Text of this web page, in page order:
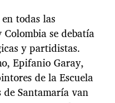
todas las
se debatía
y partidistas.
Epifanio Garay,
de la Escuela
de Santamaría van